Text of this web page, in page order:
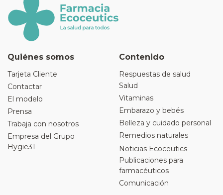
Quiénes somos
Tarjeta Cliente
Contactar
El modelo
Prensa
Trabaja con nosotros
Empresa del Grupo
Hygie31
Contenido
Respuestas de salud
Salud
Vitaminas
Embarazo y bebés
Belleza y cuidado personal
Remedios naturales
Noticias Ecoceutics
Publicaciones para
farmacéuticos
Comunicación